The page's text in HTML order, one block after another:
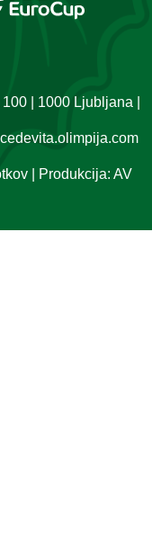
| 1000 Ljubljana |
| Produkcija: AV